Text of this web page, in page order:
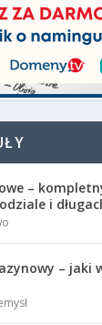
–
i
– jaki